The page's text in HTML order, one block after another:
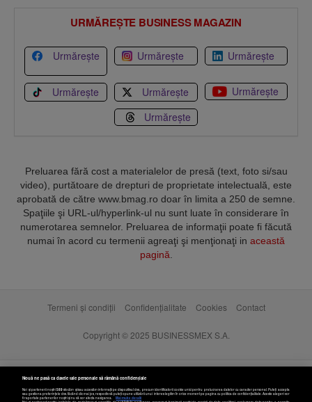
URMĂREȘTE BUSINESS MAGAZIN
Urmărește Urmărește Urmărește
Urmărește Urmărește
Urmărește
Urmărește
Preluarea fără cost a materialelor de presă (text, foto si/sau
video), purtătoare de drepturi de proprietate intelectuală, este
aprobată de către www.bmag.ro doar în limita a 250 de semne.
Spaţiile şi URL-ul/hyperlink-ul nu sunt luate în considerare în
numerotarea semnelor. Preluarea de informaţii poate fi făcută
numai în acord cu termenii agreaţi şi menţionaţi in această
pagină
Termeni și condiții Confidențialitate Cookies Contact
Copyright © 2025 BUSINESSMEX S.A.
Nouă ne pasă ca datele tale personale să rămână confidențiale
Noi și partenerii noștri589stocăm și/sau accesăm informații pe dispozitivul dvs., precum identificatorii cookie unici pentru prelucrarea datelor cu caracter personal. Puteți accepta
sau gestiona preferințele dvs. făcând clic mai jos, respectiv vă puteți opune utilizării unui interes legitim în orice moment pe pagina cu politica de confidențialitate. Aceste alegeri vor
fi raportate partenerilor noștri și nu vă vor afecta navigarea.
Mai multe detalii